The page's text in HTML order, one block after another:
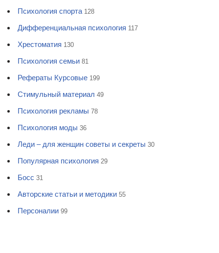
Психология спорта 128
Дифференциальная психология 117
Хрестоматия 130
Психология семьи 81
Рефераты Курсовые 199
Стимульный материал 49
Психология рекламы 78
Психология моды 36
Леди – для женщин советы и секреты 30
Популярная психология 29
Босс 31
Авторские статьи и методики 55
Персоналии 99